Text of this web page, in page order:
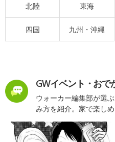
北陸 東海
四国 九州・沖縄
GWイベント・おで
ウォーカー編集部が選
み方を紹介。家で楽し